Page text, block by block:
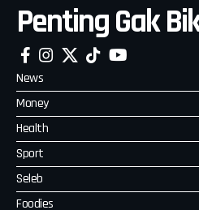
Penting Gak
News
Money
Health
Sport
Seleb
Foodies